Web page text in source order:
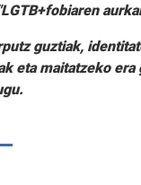
guztiak,
eta maitatzeko era